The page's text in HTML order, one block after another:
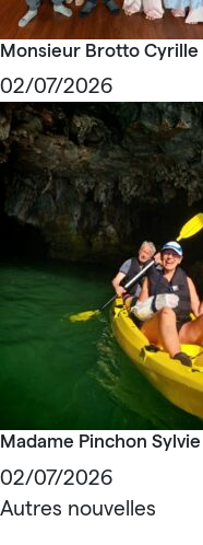
Monsieur Brotto Cyrille
02/07/2026
Madame Pinchon Sylvie
02/07/2026
Autres nouvelles